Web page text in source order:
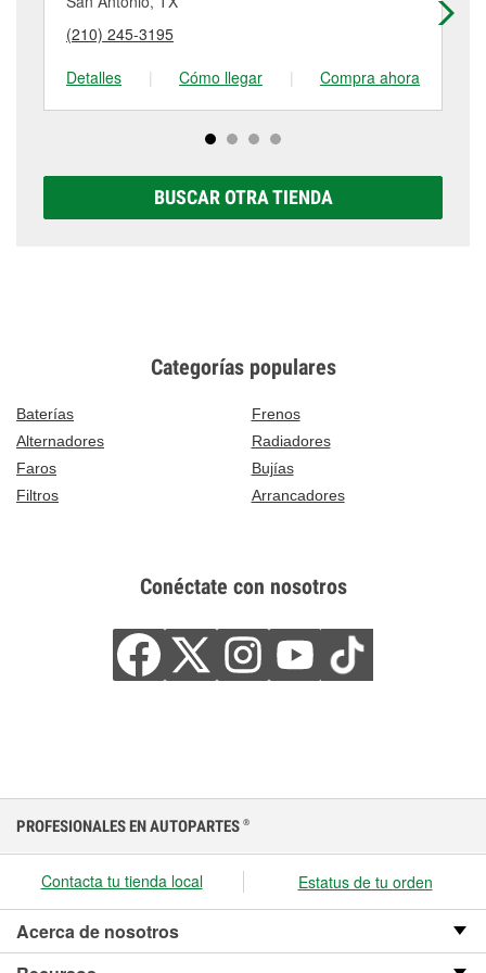
tienda #739 para obtener más información.
(210) 245-3195
Detalles
| Cómo llegar | Compra ahora
BUSCAR OTRA TIENDA
Categorías populares
Baterías
Frenos
Alternadores
Radiadores
Faros
Bujías
Filtros
Arrancadores
Conéctate con nosotros
PROFESIONALES EN AUTOPARTES ®
Contacta tu tienda local Estatus de tu orden
Acerca de nosotros